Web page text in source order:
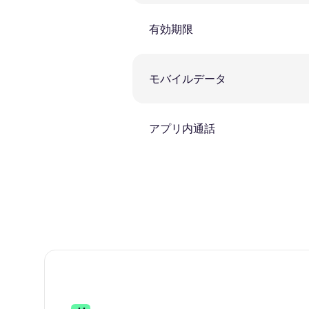
有効期限
モバイルデータ
アプリ内通話